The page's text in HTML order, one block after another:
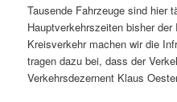
Tausende Fahrzeuge sind hier
Hauptverkehrszeiten bisher
Kreisverkehr machen wir die
tragen dazu bei, dass der
Verkehrsdezernent Klaus